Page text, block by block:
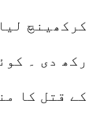
کرکھینچ
رکھ دی ۔
کے قتل کا